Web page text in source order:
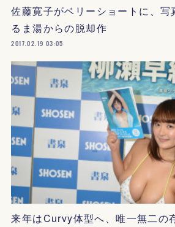
佐藤寛子がベリーショートに、
るま湯からの脱却作
2017.02.19 03:05
来年はCurvy体型へ、唯一無二の